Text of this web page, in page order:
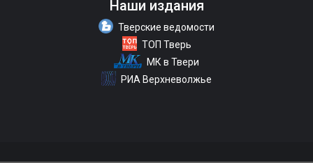
Наши издания
Тверские ведомости
ТОП Тверь
МК в Твери
РИА Верхневолжье